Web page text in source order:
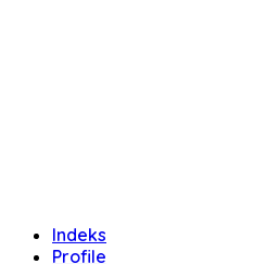
Indeks
Profile